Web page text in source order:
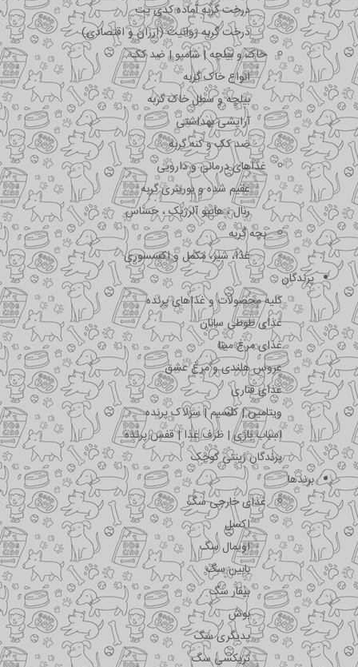
درخت گربه آماده کدی پت
درخت گربه ژوانیت (ارزان و اقتصادی)
خاک و بیلچه | شامپو | ضد کک
انواع خاک گربه
بیلچه و سطل خاک گربه
آرایشی بهداشتی
ضد کک و کنه گربه
غذاهای درمانی و دارویی
عقیم شده و یورینری گربه
رنال ، هایپو آلرژیک ، حساس
بچه گربه
غذا، شیر، مکمل و اکسسوری
پرندگان
کلیه محصولات و غذاهای پرنده
غذای طوطی سانان
غذای مرغ مینا
عروس هلندی و مرغ عشق
غذای قناری
ویتامین | کلسیم | سرلاک پرنده
اسباب بازی | ظرف غذا | قفس پرنده
پرندگان زینتی کوچک
برندها
غذای خارجی سگ
اکسل
اویمال سگ
بابین سگ
بیفار سگ
بوش
پدیگری سگ
تریکسی سگ